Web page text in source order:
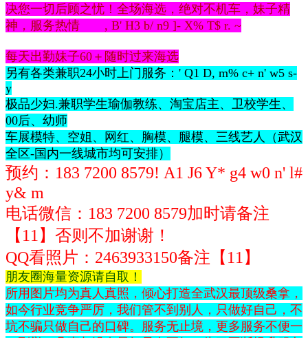
决您一切后顾之忧！全场海选，绝对不机车，妹子精
神，服务热情 , B' H3 b/ n9 ]- X% T$ r. ~
每天出勤妹子60＋随时过来海选
另有各类兼职24小时上门服务： ' Q1 D, m% c+ n' w5 s-
y
极品少妇.兼职学生瑜伽教练、淘宝店主、卫校学生、
00后、幼师
车展模特、空姐、网红、胸模、腿模、三线艺人（武汉
全区-国内一线城市均可安排）
预约：183 7200 8579! A1 J6 Y* g4 w0 n' l#
y& m
电话微信： 183 7200 8579加时请备注
【11】否则不加谢谢！
QQ看照片：2463933150备注【11】
朋友圈海量资源请自取！
所用图片均为真人真照，倾心打造全武汉最顶级桑拿，
如今行业竞争严厉，我们管不到别人，只做好自己，不
坑不骗只做自己的口碑。服务无止境，更多服务不便一